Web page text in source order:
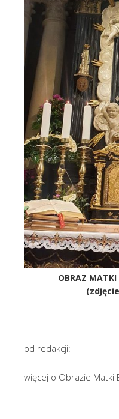
OBRAZ MATKI
od redakcji:
więcej o Obrazie Matki